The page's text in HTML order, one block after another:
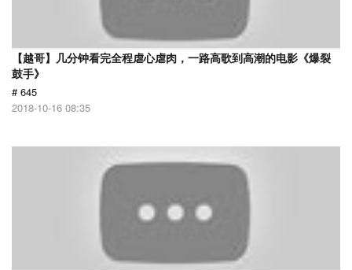
【越哥】几分钟看完全程虐心虐肉，一路高歌到高潮的电影《爆裂
鼓手》
# 645
2018-10-16 08:35